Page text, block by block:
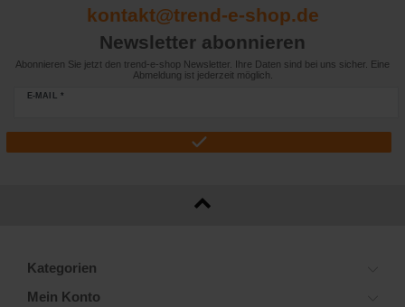
kontakt@trend-e-shop.de
Newsletter abonnieren
Abonnieren Sie jetzt den trend-e-shop Newsletter. Ihre Daten sind bei uns sicher. Eine
Abmeldung ist jederzeit möglich.
E-MAIL *
Kategorien
Mein Konto